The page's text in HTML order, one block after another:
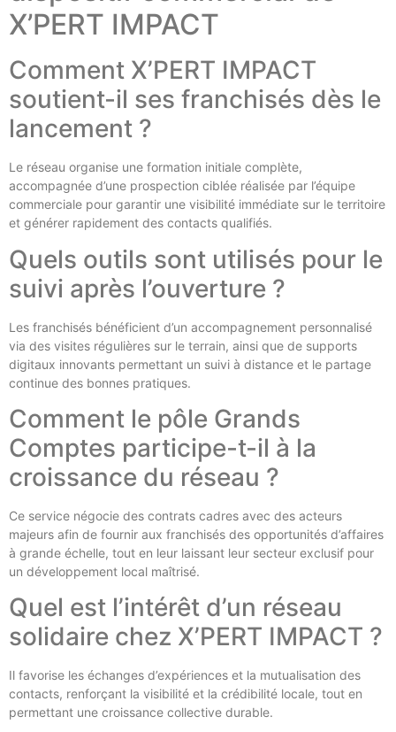
X’PERT IMPACT
Comment X’PERT IMPACT
soutient-il ses franchisés dès le
lancement ?
Le réseau organise une formation initiale complète,
accompagnée d’une prospection ciblée réalisée par l’équipe
commerciale pour garantir une visibilité immédiate sur le territoire
et générer rapidement des contacts qualifiés.
Quels outils sont utilisés pour le
suivi après l’ouverture ?
Les franchisés bénéficient d’un accompagnement personnalisé
via des visites régulières sur le terrain, ainsi que de supports
digitaux innovants permettant un suivi à distance et le partage
continue des bonnes pratiques.
Comment le pôle Grands
Comptes participe-t-il à la
croissance du réseau ?
Ce service négocie des contrats cadres avec des acteurs
majeurs afin de fournir aux franchisés des opportunités d’affaires
à grande échelle, tout en leur laissant leur secteur exclusif pour
un développement local maîtrisé.
Quel est l’intérêt d’un réseau
solidaire chez X’PERT IMPACT ?
Il favorise les échanges d’expériences et la mutualisation des
contacts, renforçant la visibilité et la crédibilité locale, tout en
permettant une croissance collective durable.